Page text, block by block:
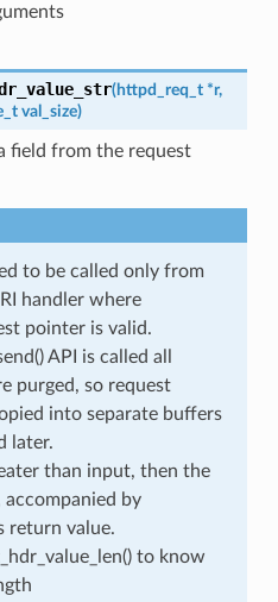
(httpd_req_t *r,
val_size)
field from the request
to be called only from
handler where
pointer is valid.
API is called all
purged, so request
into separate buffers
later.
than input, then the
by
return value.
to know